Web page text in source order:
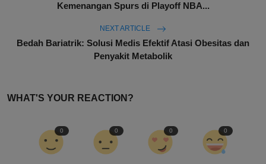
Kemenangan Spurs di Playoff NBA...
NEXT ARTICLE
Bedah Bariatrik: Solusi Medis Efektif Atasi Obesitas dan
Penyakit Metabolik
WHAT'S YOUR REACTION?
0 0 0 0